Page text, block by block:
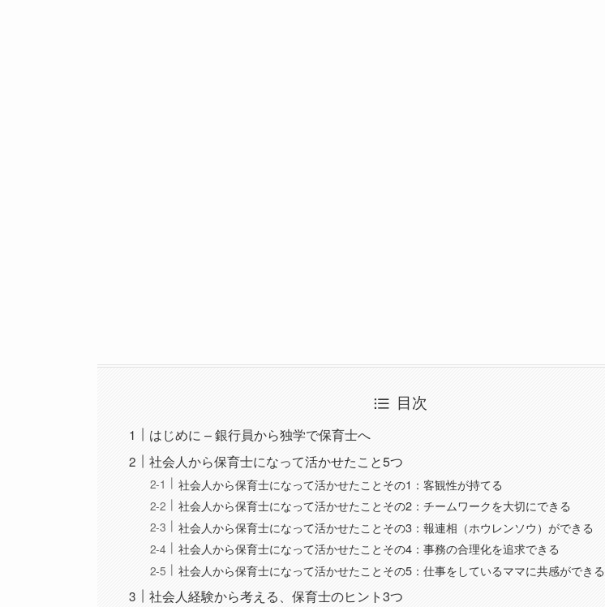
目次
はじめに – 銀行員から独学で保育士へ
社会人から保育士になって活かせたこと5つ
社会人から保育士になって活かせたことその1：客観性が持てる
社会人から保育士になって活かせたことその2：チームワークを大切にできる
社会人から保育士になって活かせたことその3：報連相（ホウレンソウ）ができる
社会人から保育士になって活かせたことその4：事務の合理化を追求できる
社会人から保育士になって活かせたことその5：仕事をしているママに共感ができる
社会人経験から考える、保育士のヒント3つ